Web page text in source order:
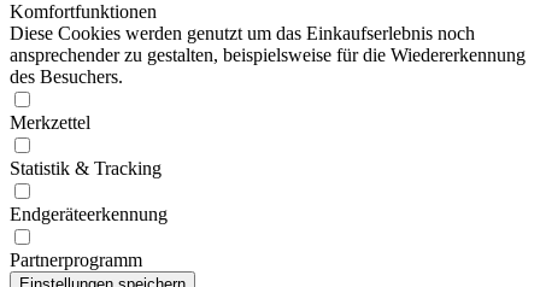
Komfortfunktionen
Diese Cookies werden genutzt um das Einkaufserlebnis noch
ansprechender zu gestalten, beispielsweise für die Wiedererkennung
des Besuchers.
Merkzettel
Statistik & Tracking
Endgeräteerkennung
Partnerprogramm